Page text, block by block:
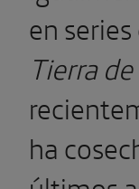
en
Tierra
ha